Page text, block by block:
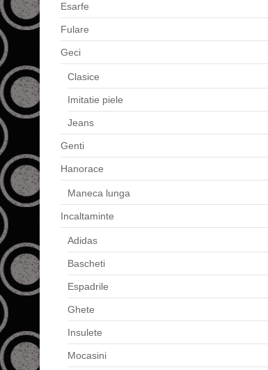
Esarfe
Fulare
Geci
Clasice
Imitatie piele
Jeans
Genti
Hanorace
Maneca lunga
Incaltaminte
Adidas
Bascheti
Espadrile
Ghete
Insulete
Mocasini